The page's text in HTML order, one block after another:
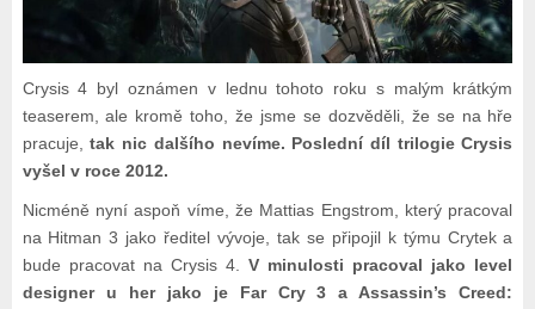
Crysis 4 byl oznámen v lednu tohoto roku s malým krátkým
teaserem, ale kromě toho, že jsme se dozvěděli, že se na hře
pracuje,tak nic dalšího nevíme. Poslední díl trilogie Crysis
vyšel v roce 2012.
Nicméně nyní aspoň víme, že Mattias Engstrom, který pracoval
na Hitman 3 jako ředitel vývoje, tak se připojil k týmu Crytek a
bude pracovat na Crysis 4.
V minulosti pracoval jako level
designer u her jako je Far Cry 3 a Assassin’s Creed: